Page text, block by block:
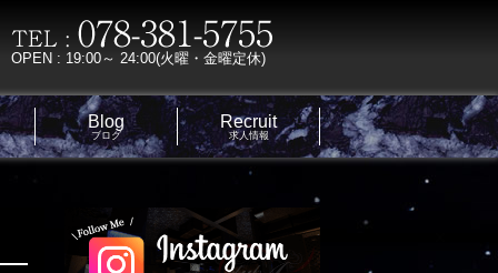
OPEN : 19:00～ 24:00(火曜・金曜定休)
Blog
ブログ
Recruit
求人情報